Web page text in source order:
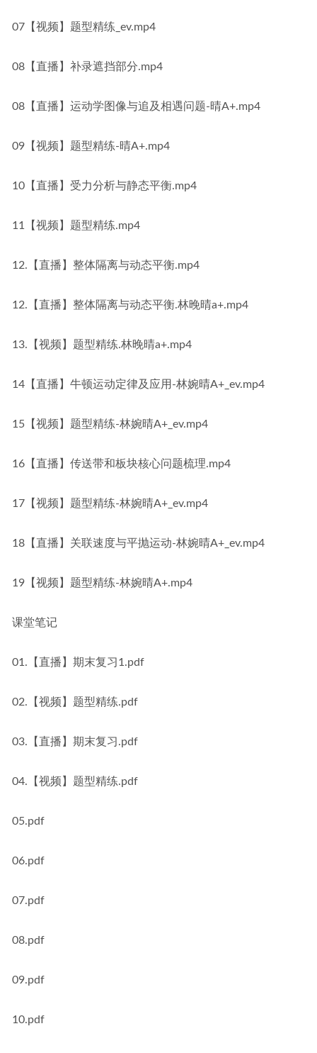
07【视频】题型精练_ev.mp4
08【直播】补录遮挡部分.mp4
08【直播】运动学图像与追及相遇问题-晴A+.mp4
09【视频】题型精练-晴A+.mp4
10【直播】受力分析与静态平衡.mp4
11【视频】题型精练.mp4
12.【直播】整体隔离与动态平衡.mp4
12.【直播】整体隔离与动态平衡.林晚晴a+.mp4
13.【视频】题型精练.林晚晴a+.mp4
14【直播】牛顿运动定律及应用-林婉晴A+_ev.mp4
15【视频】题型精练-林婉晴A+_ev.mp4
16【直播】传送带和板块核心问题梳理.mp4
17【视频】题型精练-林婉晴A+_ev.mp4
18【直播】关联速度与平抛运动-林婉晴A+_ev.mp4
19【视频】题型精练-林婉晴A+.mp4
课堂笔记
01.【直播】期末复习1.pdf
02.【视频】题型精练.pdf
03.【直播】期末复习.pdf
04.【视频】题型精练.pdf
05.pdf
06.pdf
07.pdf
08.pdf
09.pdf
10.pdf